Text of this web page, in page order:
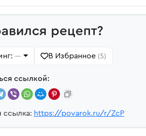
рецепт?
— В Избранное (5)
ссылкой:
ссылка: https://povarok.ru/r/ZcP